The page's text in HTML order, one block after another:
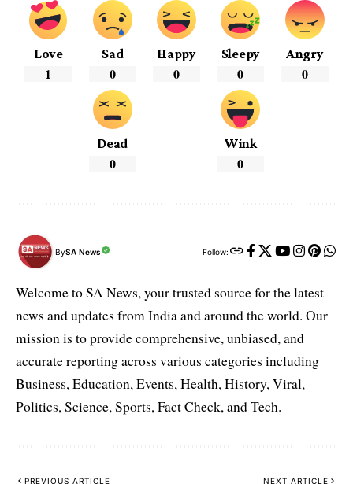
Love
1
Sad
0
Happy
0
Sleepy
0
Angry
0
Dead
0
Wink
0
BySA News Follow:
Welcome to SA News, your trusted source for the latest
news and updates from India and around the world. Our
mission is to provide comprehensive, unbiased, and
accurate reporting across various categories including
Business, Education, Events, Health, History, Viral,
Politics, Science, Sports, Fact Check, and Tech.
PREVIOUS ARTICLE NEXT ARTICLE